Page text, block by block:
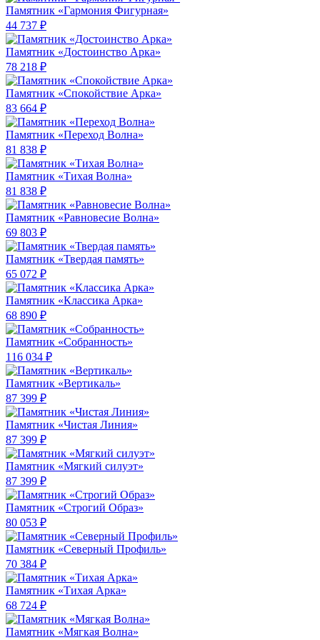
Памятник «Гармония Фигурная»
44 737 ₽
Памятник «Достоинство Арка»
78 218 ₽
Памятник «Спокойствие Арка»
83 664 ₽
Памятник «Переход Волна»
81 838 ₽
Памятник «Тихая Волна»
81 838 ₽
Памятник «Равновесие Волна»
69 803 ₽
Памятник «Твердая память»
65 072 ₽
Памятник «Классика Арка»
68 890 ₽
Памятник «Собранность»
116 034 ₽
Памятник «Вертикаль»
87 399 ₽
Памятник «Чистая Линия»
87 399 ₽
Памятник «Мягкий силуэт»
87 399 ₽
Памятник «Строгий Образ»
80 053 ₽
Памятник «Северный Профиль»
70 384 ₽
Памятник «Тихая Арка»
68 724 ₽
Памятник «Мягкая Волна»